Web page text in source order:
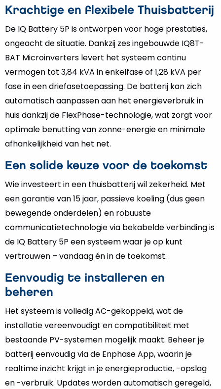
Krachtige en flexibele Thuisbatterij
De IQ Battery 5P is ontworpen voor hoge prestaties,
ongeacht de situatie. Dankzij zes ingebouwde IQ8T-
BAT Microinverters levert het systeem continu
vermogen tot 3,84 kVA in enkelfase of 1,28 kVA per
fase in een driefasetoepassing. De batterij kan zich
automatisch aanpassen aan het energieverbruik in
huis dankzij de FlexPhase-technologie, wat zorgt voor
optimale benutting van zonne-energie en minimale
afhankelijkheid van het net.
Een solide keuze voor de toekomst
Wie investeert in een thuisbatterij wil zekerheid. Met
een garantie van 15 jaar, passieve koeling (dus geen
bewegende onderdelen) en robuuste
communicatietechnologie via bekabelde verbinding is
de IQ Battery 5P een systeem waar je op kunt
vertrouwen – vandaag én in de toekomst.
Eenvoudig te installeren en
beheren
Het systeem is volledig AC-gekoppeld, wat de
installatie vereenvoudigt en compatibiliteit met
bestaande PV-systemen mogelijk maakt. Beheer je
batterij eenvoudig via de Enphase App, waarin je
realtime inzicht krijgt in je energieproductie, -opslag
en -verbruik. Updates worden automatisch geregeld,